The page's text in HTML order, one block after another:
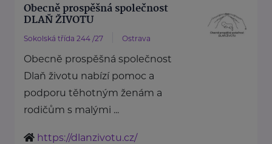
Obecně prospěšná společnost
DLAŇ ŽIVOTU
Sokolská třída 244 /27 Ostrava
Obecně prospěšná společnost
Dlaň životu nabízí pomoc a
podporu těhotným ženám a
rodičům s malými ...
https://dlanzivotu.cz/